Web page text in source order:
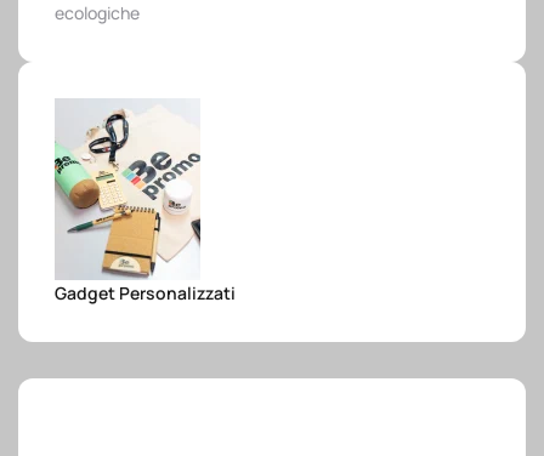
ecologiche
Gadget Personalizzati